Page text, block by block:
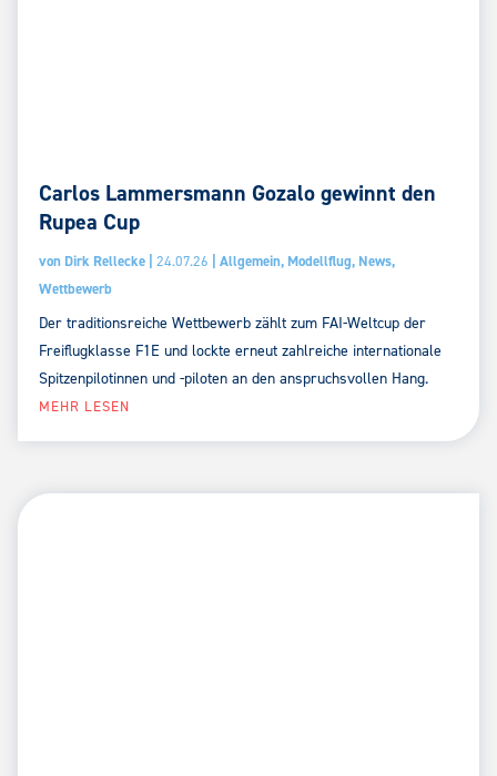
Carlos Lammersmann Gozalo gewinnt den
Rupea Cup
von Dirk Rellecke 24.07.26 Allgemein, Modellflug, News,
Wettbewerb
Der traditionsreiche Wettbewerb zählt zum FAI-Weltcup der
Freiflugklasse F1E und lockte erneut zahlreiche internationale
Spitzenpilotinnen und -piloten an den anspruchsvollen Hang.
MEHR LESEN